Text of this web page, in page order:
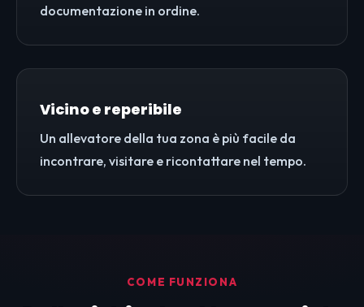
documentazione in ordine.
Vicino e reperibile
Un allevatore della tua zona è più facile da
incontrare, visitare e ricontattare nel tempo.
COME FUNZIONA